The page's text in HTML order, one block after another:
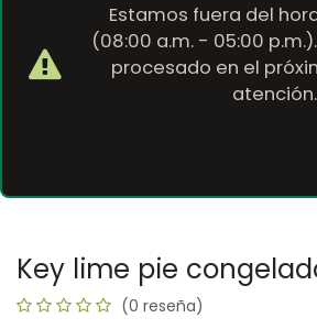
Estamos fuera del
(08:00 a.m. - 05:00
procesado en el
atención.
Key lime pie
(0 reseña)